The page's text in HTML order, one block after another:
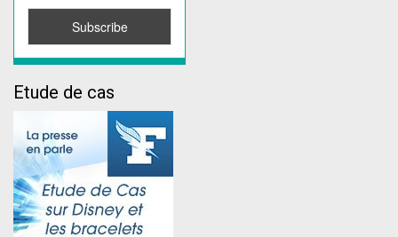
Etude de cas